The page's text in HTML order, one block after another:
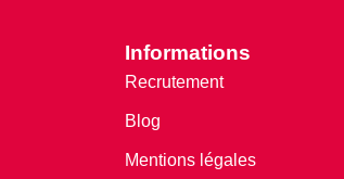
Informations
Recrutement
Blog
Mentions légales